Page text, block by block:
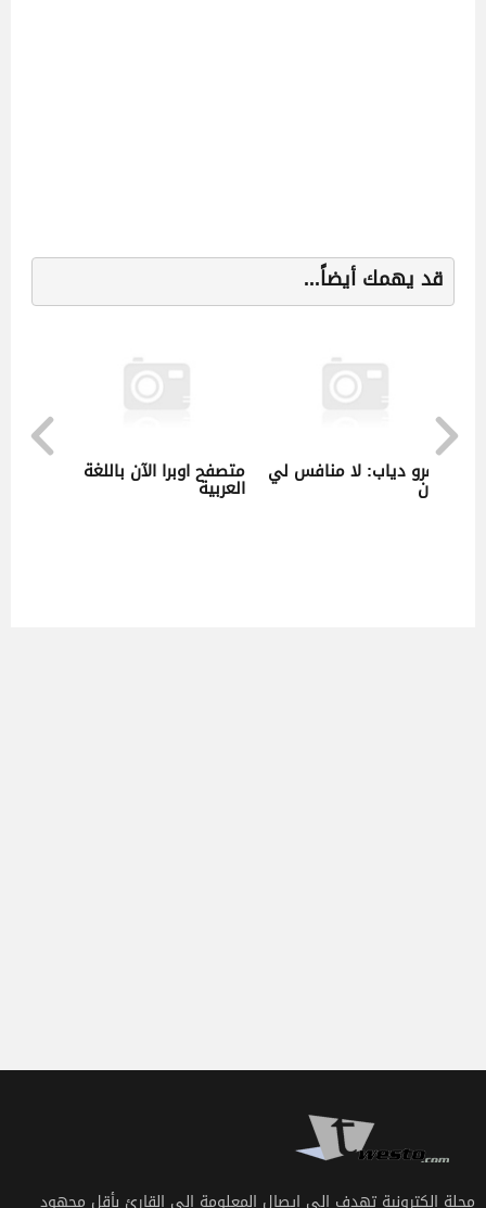
قد يهمك أيضاً...
متصفح اوبرا الآن باللغة
العربية
عمرو دياب: لا منافس لي
الآن
مجلة الكترونية تهدف إلى ايصال المعلومة الى القارئ بأقل مجهود